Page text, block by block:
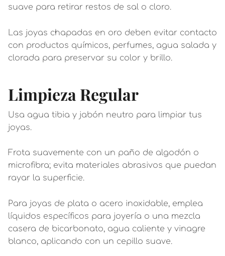
suave para retirar restos de sal o cloro.
Las joyas chapadas en oro deben evitar contacto
con productos químicos, perfumes, agua salada y
clorada para preservar su color y brillo.
Limpieza Regular
Usa agua tibia y jabón neutro para limpiar tus
joyas.
Frota suavemente con un paño de algodón o
microfibra; evita materiales abrasivos que puedan
rayar la superficie.
Para joyas de plata o acero inoxidable, emplea
líquidos específicos para joyería o una mezcla
casera de bicarbonato, agua caliente y vinagre
blanco, aplicando con un cepillo suave.